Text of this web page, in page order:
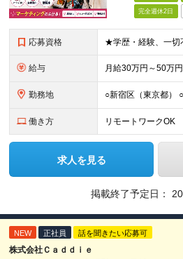
完全週休2日
応募資格
給与
勤務地
働き方 リモートワークOK
求人を見る
掲載終了予定日：
NEW 正社員 話を聞きたい応募可
株式会社Ｃａｄｄｉｅ